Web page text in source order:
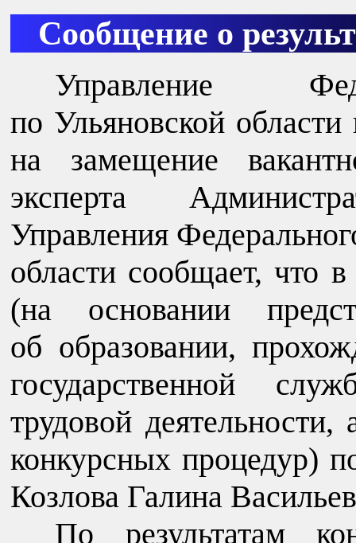
Сообщение о
Управление
по Ульяновской
на замещение
эксперта
Управления
области сообщает, что в
(на основании
об образовании,
государственной
трудовой
конкурсных процедур)
Козлова Галина
По результатам